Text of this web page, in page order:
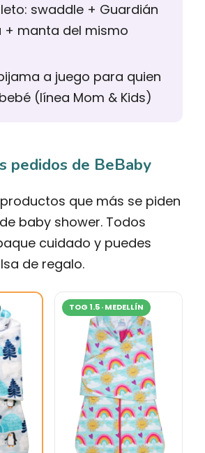
swaddle + Guardián
+ manta del mismo
a juego para quien
(línea Mom & Kids)
pedidos de BeBaby
que más se piden
baby shower. Todos
cuidado y puedes
de regalo.
TOG 1.5 · MEDELLÍN